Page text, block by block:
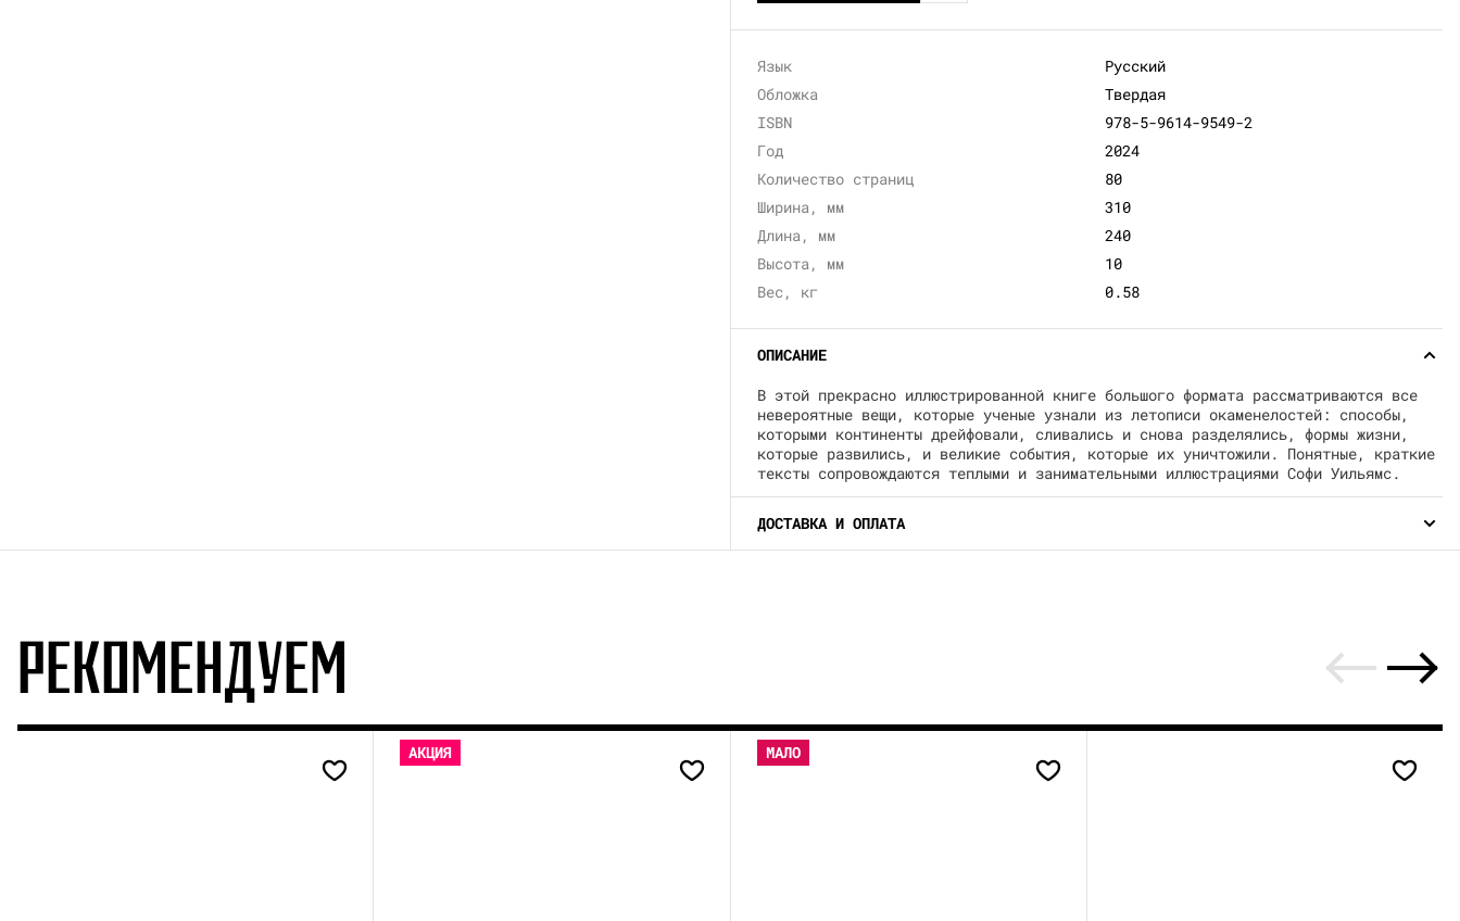
Язык
Русский
Обложка
Твердая
ISBN
978-5-9614-9549-2
Год
2024
Количество страниц
80
Ширина, мм
310
Длина, мм
240
Высота, мм
10
Вес, кг
0.58
ОПИСАНИЕ
В этой прекрасно иллюстрированной книге большого формата рассматриваются все
невероятные вещи, которые ученые узнали из летописи окаменелостей: способы,
которыми континенты дрейфовали, сливались и снова разделялись, формы жизни,
которые развились, и великие события, которые их уничтожили. Понятные, краткие
тексты сопровождаются теплыми и занимательными иллюстрациями Софи Уильямс.
ДОСТАВКА И ОПЛАТА
РЕКОМЕНДУЕМ
АКЦИЯ МАЛО